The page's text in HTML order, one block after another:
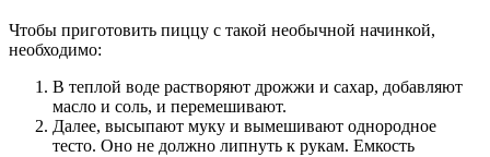
Чтобы приготовить пиццу с такой необычной начинкой,
необходимо:
В теплой воде растворяют дрожжи и сахар, добавляют
масло и соль, и перемешивают.
Далее, высыпают муку и вымешивают однородное
тесто. Оно не должно липнуть к рукам. Емкость